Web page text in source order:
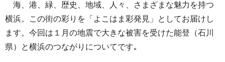
海、港、緑、歴史、地域、人々、さまざまな魅力を持つ
横浜。この街の彩りを「よこはま彩発見」としてお届けし
ます。今回は１月の地震で大きな被害を受けた能登（石川
県）と横浜のつながりについてです｡